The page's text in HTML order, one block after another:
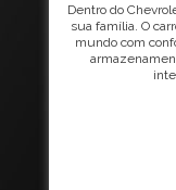
Dentro do
sua família. O
mundo com